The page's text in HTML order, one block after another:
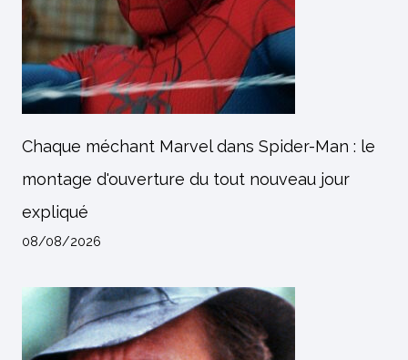
Chaque méchant Marvel dans Spider-Man : le
montage d'ouverture du tout nouveau jour
expliqué
08/08/2026